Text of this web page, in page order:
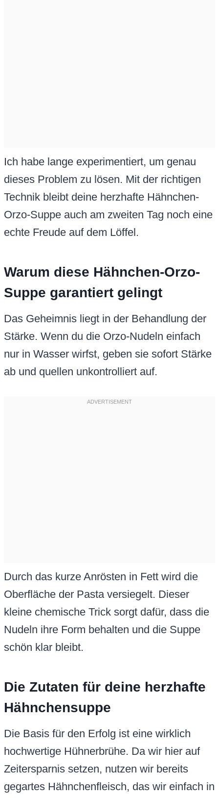
Ich habe lange experimentiert, um genau
dieses Problem zu lösen. Mit der richtigen
Technik bleibt deine herzhafte Hähnchen-
Orzo-Suppe auch am zweiten Tag noch eine
echte Freude auf dem Löffel.
Warum diese Hähnchen-Orzo-
Suppe garantiert gelingt
Das Geheimnis liegt in der Behandlung der
Stärke. Wenn du die Orzo-Nudeln einfach
nur in Wasser wirfst, geben sie sofort Stärke
ab und quellen unkontrolliert auf.
Durch das kurze Anrösten in Fett wird die
Oberfläche der Pasta versiegelt. Dieser
kleine chemische Trick sorgt dafür, dass die
Nudeln ihre Form behalten und die Suppe
schön klar bleibt.
Die Zutaten für deine herzhafte
Hähnchensuppe
Die Basis für den Erfolg ist eine wirklich
hochwertige Hühnerbrühe. Da wir hier auf
Zeitersparnis setzen, nutzen wir bereits
gegartes Hähnchenfleisch, das wir einfach in